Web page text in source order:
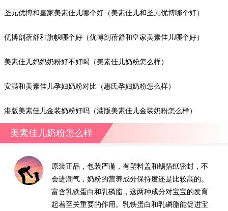
圣元优博和皇家美素佳儿哪个好（美素佳儿和圣元优博哪个好）
优博剖蓓舒和旗帜哪个好（优博剖蓓舒和皇家美素佳儿哪个好）
美素佳儿妈妈奶粉好不好喝（美素佳儿奶粉怎么样）
安满和美素佳儿孕妇奶粉对比（惠氏孕妇奶粉怎么样）
港版美素佳儿金装奶粉好吗（港版美素佳儿金装奶粉怎么样）
美素佳儿奶粉怎么样
原装正品，包装严谨，有塑料盖和锡箔纸密封，不
会进潮气，奶粉的营养成分保持度还是比较高的。
富含乳铁蛋白和乳磷脂，这两种成分对宝宝的发育
起着至关重要的作用。乳铁蛋白和乳磷脂能促进宝